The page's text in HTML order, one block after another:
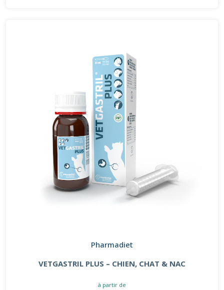
Pharmadiet
VETGASTRIL PLUS – CHIEN, CHAT & NAC
à partir de